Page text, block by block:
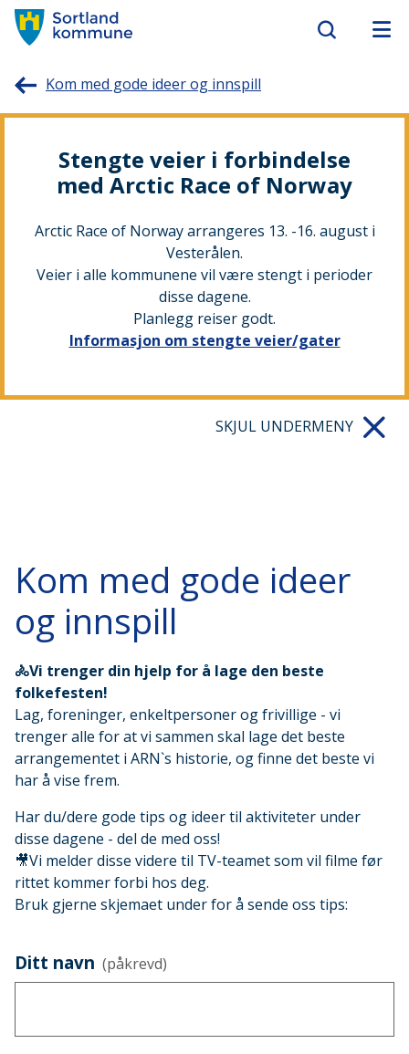
kommune
Kom med gode ideer og innspill
Stengte veier i forbindelse
med Arctic Race of Norway
Arctic Race of Norway arrangeres 13. -16. august i
Vesterålen.
Veier i alle kommunene vil være stengt i perioder
disse dagene.
Planlegg reiser godt.
Informasjon om stengte veier/gater
SKJUL UNDERMENY
Kom med gode ideer
og innspill
🚴Vi trenger din hjelp for å lage den beste
folkefesten!
Lag, foreninger, enkeltpersoner og frivillige - vi
trenger alle for at vi sammen skal lage det beste
arrangementet i ARN`s historie, og finne det beste vi
har å vise frem.
Har du/dere gode tips og ideer til aktiviteter under
disse dagene - del de med oss!
🎥Vi melder disse videre til TV-teamet som vil filme før
rittet kommer forbi hos deg.
Bruk gjerne skjemaet under for å sende oss tips:
Ditt navn (påkrevd)